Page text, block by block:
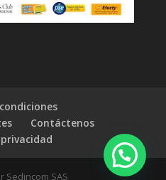
Contáctenos
Sedincom SAS